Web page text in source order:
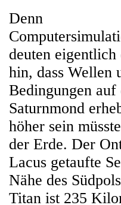
Denn
deuten eigentlich
hin, dass Wellen
Bedingungen auf
Saturnmond
höher sein
der Erde. Der
Lacus getaufte
Nähe des
Titan ist 235